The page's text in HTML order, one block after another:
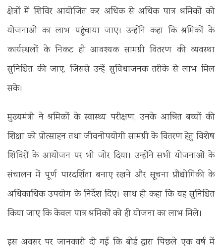
क्षेत्रों में शिविर आयोजित कर अधिक से अधिक पात्र श्रमिकों को
योजनाओं का लाभ पहुंचाया जाए। उन्होंने कहा कि श्रमिकों के
कार्यस्थलों के निकट ही आवश्यक सामग्री वितरण की व्यवस्था
सुनिश्चित की जाए, जिससे उन्हें सुविधाजनक तरीके से लाभ मिल
सके।
मुख्यमंत्री ने श्रमिकों के स्वास्थ्य परीक्षण, उनके आश्रित बच्चों की
शिक्षा को प्रोत्साहन तथा जीवनोपयोगी सामग्री के वितरण हेतु विशेष
शिविरों के आयोजन पर भी जोर दिया। उन्होंने सभी योजनाओं के
संचालन में पूर्ण पारदर्शिता बनाए रखने और सूचना प्रौद्योगिकी के
अधिकाधिक उपयोग के निर्देश दिए। साथ ही कहा कि यह सुनिश्चित
किया जाए कि केवल पात्र श्रमिकों को ही योजना का लाभ मिले।
इस अवसर पर जानकारी दी गई कि बोर्ड द्वारा पिछले एक वर्ष में